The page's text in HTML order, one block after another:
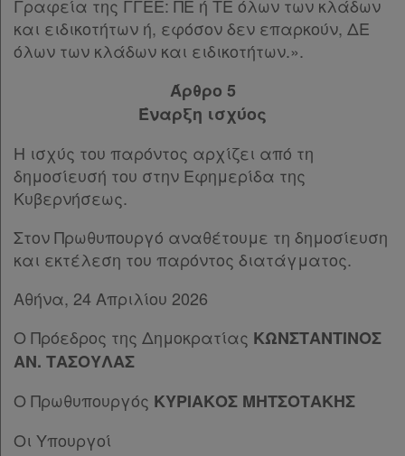
Γραφεία της ΓΓΕΕ: ΠΕ ή ΤΕ όλων των κλάδων
και ειδικοτήτων ή, εφόσον δεν επαρκούν, ΔΕ
όλων των κλάδων και ειδικοτήτων.».
Άρθρο 5
Έναρξη ισχύος
Η ισχύς του παρόντος αρχίζει από τη
δημοσίευσή του στην Εφημερίδα της
Κυβερνήσεως.
Στον Πρωθυπουργό αναθέτουμε τη δημοσίευση
και εκτέλεση του παρόντος διατάγματος.
Αθήνα, 24 Απριλίου 2026
Ο Πρόεδρος της Δημοκρατίας ΚΩΝΣΤΑΝΤΙΝΟΣ
ΑΝ. ΤΑΣΟΥΛΑΣ
Ο Πρωθυπουργός ΚΥΡΙΑΚΟΣ ΜΗΤΣΟΤΑΚΗΣ
Οι Υπουργοί